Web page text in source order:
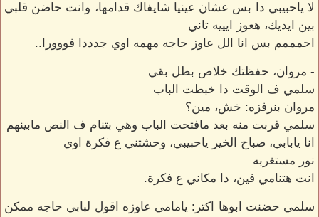
لا ياحبيبي دا بس عشان عينيا شايفاك قدامها، وانت حاضن قلبي
بين ايديك، هعوز ايييه تاني
احمممم بس انا الل عاوز حاجه مهمه اوي جدددا فووورا..
- مروان، حفظتك خلاص بطل بقي
سلمي ف الوقت دا خبطت الباب
مروان بنرفزه: خش، مين؟
سلمي قربت منه بعد مافتحت الباب وهي بتنام ف النص مابينهم
انا يابابي، صباح الخير ياحبيبي، وحشتني ع فكرة اوي
نور مستغربه
انت هتنامي فين، دا مكاني ع فكرة.
سلمي حضنت ابوها اكتر: يامامي عاوزه اقول لبابي حاجه ممكن